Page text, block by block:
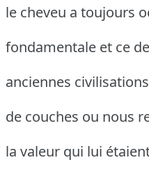
le cheveu a toujours
fondamentale et ce
anciennes
de couches ou nous
la valeur qui lui